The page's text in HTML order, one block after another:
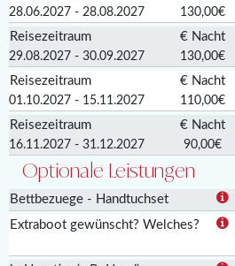
28.06.2027 - 28.08.2027 130,00€
Reisezeitraum € Nacht
29.08.2027 - 30.09.2027 130,00€
Reisezeitraum € Nacht
01.10.2027 - 15.11.2027 110,00€
Reisezeitraum € Nacht
16.11.2027 - 31.12.2027 90,00€
Optionale Leistungen
Bettbezuege - Handtuchset
Extraboot gewünscht? Welches?